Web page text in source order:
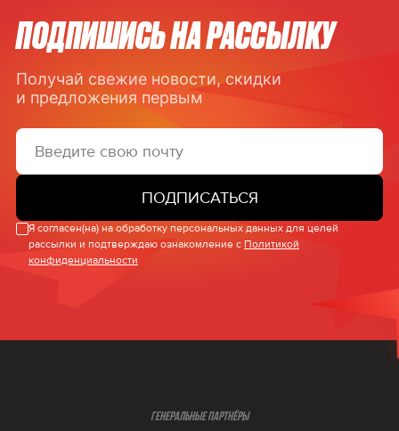
ПОДПИШИСЬ НА РАССЫЛКУ
Получай свежие новости, скидки
и предложения первым
ПОДПИСАТЬСЯ
Я согласен(на) на обработку персональных данных для целей
рассылки и подтверждаю ознакомление с Политикой
конфиденциальности
ГЕНЕРАЛЬНЫЕ ПАРТНЁРЫ